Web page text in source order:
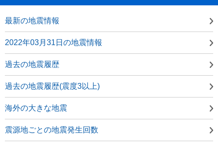
最新の地震情報
2022年03月31日の地震情報
過去の地震履歴
過去の地震履歴(震度3以上)
海外の大きな地震
震源地ごとの地震発生回数